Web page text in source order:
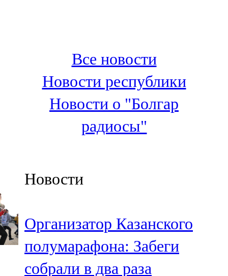
100,3 FM
Зәй
106,6 FM
Кадыбаш
105,2 FM
91,5 FM
106,1 FM
Кама тамагы
Все новости
Новости республики
Новости о "Болгар
радиосы"
Новости
Организатор Казанского
полумарафона: Забеги
собрали в два раза